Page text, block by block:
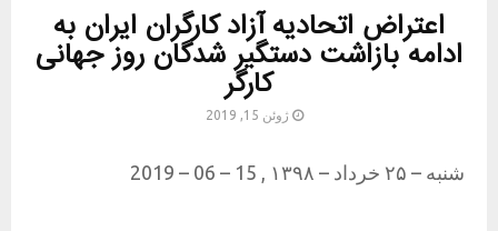
اعتراض اتحادیه آزاد کارگران ایران به
ادامه بازاشت دستگیر شدگان روز جهانی
کارگر
ژوئن 15, 2019
شنبه – ۲۵ خرداد – ۱۳۹۸ , 15 – 06 – 2019